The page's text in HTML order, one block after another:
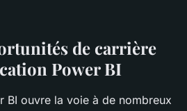
de carrière
Power BI
BI ouvre la voie à de nombreux